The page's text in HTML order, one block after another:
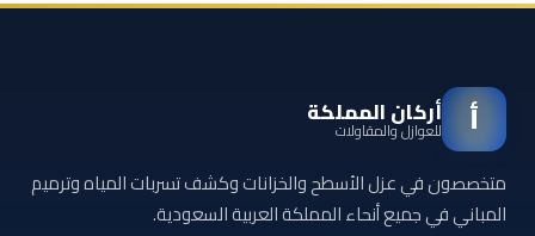
أ أركان المملكة
للعوازل والمقاولات
متخصصون في عزل الأسطح والخزانات وكشف تسربات المياه وترميم
المباني في جميع أنحاء المملكة العربية السعودية.